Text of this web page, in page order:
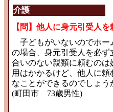
介護
【問】他人に身元引受人
子どもがいないのでホー
の場合、身元引受人を必
合いのない親類に頼むの
用はかかるけど、他人に
なことができるのでしょう
(町田市 73歳男性)